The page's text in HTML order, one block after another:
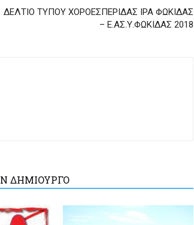
ΔΕΛΤΙΟ ΤΥΠΟΥ ΧΟΡΟΕΣΠΕΡΙΔΑΣ IPA ΦΩΚΙΔΑΣ
– Ε.ΑΣ.Υ.ΦΩΚΙΔΑΣ 2018
ΔΗΜΙΟΥΡΓΟ